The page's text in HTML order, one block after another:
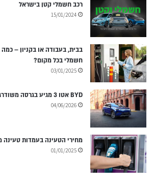
רכב חשמלי קטן בישראל
15/01/2024
בבית, בעבודה או בקניון –
חשמלי בכל מקום?
03/01/2025
BYD אטו 3 מגיע בגרסה משודרגת ובמחיר משתלם
04/06/2026
מחירי הטעינה בעמדות טעינה
01/01/2025